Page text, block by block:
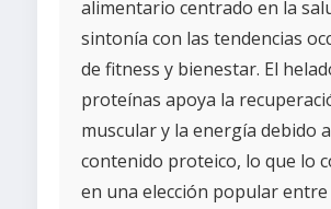
alimentario centrado en la
sintonía con las tendencias
de fitness y bienestar. El
proteínas apoya la
muscular y la energía debido
contenido proteico, lo que lo
en una elección popular